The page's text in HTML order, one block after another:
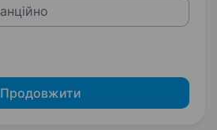
Продовжити